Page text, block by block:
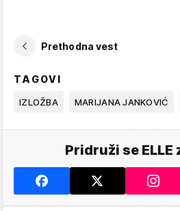
Prethodna vest
TAGOVI
IZLOŽBA MARIJANA JANKOVIĆ
Pridruži se